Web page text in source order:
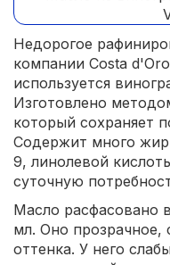
Недорогое
компании Costa
используется
Изготовлено
который сохраняет
Содержит много
9, линолевой
суточную
Масло расфасовано
мл. Оно прозрачное,
оттенка. У него